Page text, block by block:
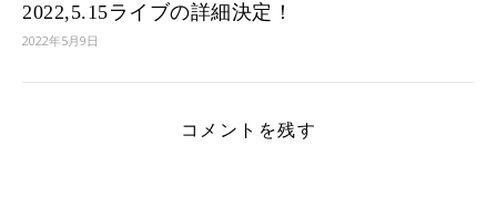
2022,5.15ライブの詳細決定！
2022年5月9日
コメントを残す